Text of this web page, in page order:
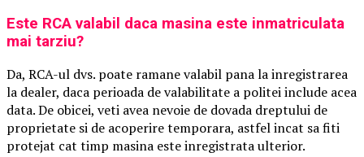
Este RCA valabil daca masina este inmatriculata
mai tarziu?
Da, RCA-ul dvs. poate ramane valabil pana la inregistrarea
la dealer, daca perioada de valabilitate a politei include acea
data. De obicei, veti avea nevoie de dovada dreptului de
proprietate si de acoperire temporara, astfel incat sa fiti
protejat cat timp masina este inregistrata ulterior.